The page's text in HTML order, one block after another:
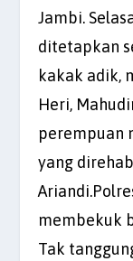
Jambi.
ditetapkan
kakak adik,
Heri,
perempuan
yang
membekuk
Tak